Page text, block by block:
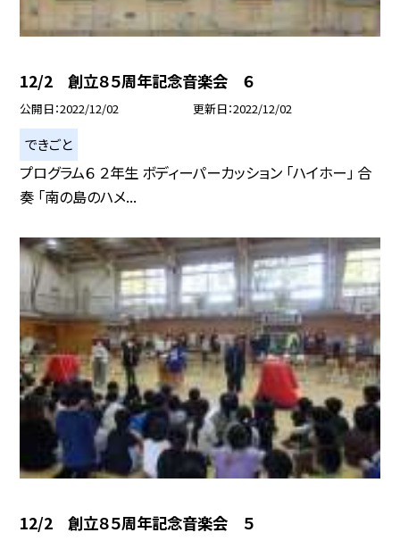
12/2 創立８５周年記念音楽会 ６
公開日 2022/12/02 更新日 2022/12/02
できごと
プログラム６ ２年生 ボディーパーカッション 「ハイホー」 合
奏 「南の島のハメ...
12/2 創立８５周年記念音楽会 ５